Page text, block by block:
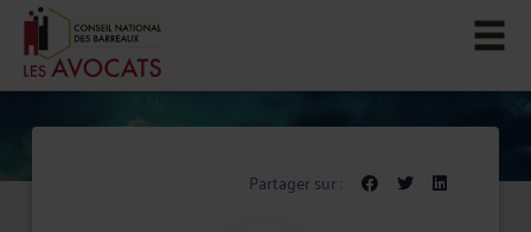
Partager sur :